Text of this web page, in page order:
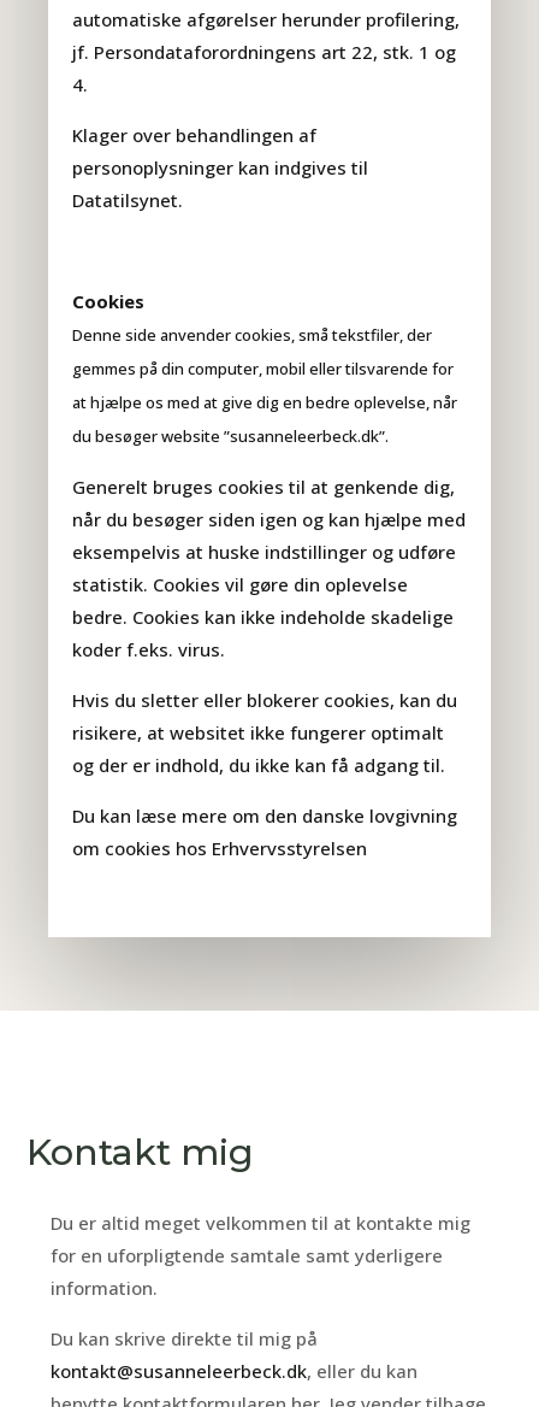
automatiske afgørelser herunder profilering,
jf. Persondataforordningens art 22, stk. 1 og
4.
Klager over behandlingen af
personoplysninger kan indgives til
Datatilsynet.
Cookies
Denne side anvender cookies, små tekstfiler, der
gemmes på din computer, mobil eller tilsvarende for
at hjælpe os med at give dig en bedre oplevelse, når
du besøger website ”susanneleerbeck.dk”.
Generelt bruges cookies til at genkende dig,
når du besøger siden igen og kan hjælpe med
eksempelvis at huske indstillinger og udføre
statistik. Cookies vil gøre din oplevelse
bedre. Cookies kan ikke indeholde skadelige
koder f.eks. virus.
Hvis du sletter eller blokerer cookies, kan du
risikere, at websitet ikke fungerer optimalt
og der er indhold, du ikke kan få adgang til.
Du kan læse mere om den danske lovgivning
om cookies hos Erhvervsstyrelsen
Kontakt mig
Du er altid meget velkommen til at kontakte mig
for en uforpligtende samtale samt yderligere
information.
Du kan skrive direkte til mig på
kontakt@susanneleerbeck.dk, eller du kan